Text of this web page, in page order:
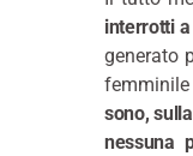
interrotti a
generato
sono,
nessuna